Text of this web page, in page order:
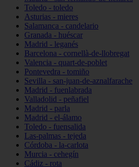
Toledo - toledo
Asturias - mieres
Salamanca - candelario
Granada - huéscar
Madrid - leganés
Barcelona - cornellà-de-llobregat
Valencia - quart-de-poblet
Pontevedra - tomiño
Sevilla - san-juan-de-aznalfarache
Madrid - fuenlabrada
Valladolid - peñafiel
Madrid - parla
Madrid - el-álamo
Toledo - fuensalida
Las-palmas - tejeda
Córdoba - la-carlota
Murcia - cehegín
Cádiz - rota